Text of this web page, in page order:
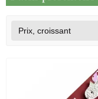
Prix, croissant